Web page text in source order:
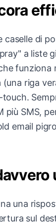
caselle di
a liste
(una riga
più SMS,
email
una
sul